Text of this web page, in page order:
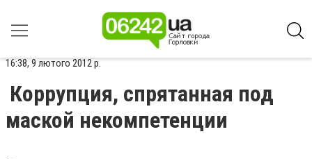
16:38, 9 лютого 2012 р.
Коррупция, спрятанная под
маской некомпетенции